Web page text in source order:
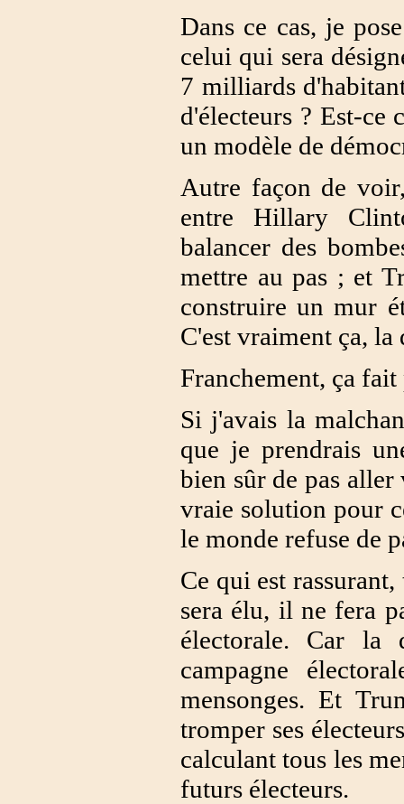
Dans ce cas, je
celui qui sera
7 milliards
d'électeurs ? Est-ce
un modèle de
Autre façon de
entre Hillary
balancer des
mettre au pas ; et
construire un mur
C'est vraiment ça, la
Franchement, ça
Si j'avais la
que je prendrais
bien sûr de pas
vraie solution pour
le monde refuse de
Ce qui est
sera élu, il ne fera
électorale. Car la
campagne
mensonges. Et
tromper ses
calculant tous les
futurs électeurs.